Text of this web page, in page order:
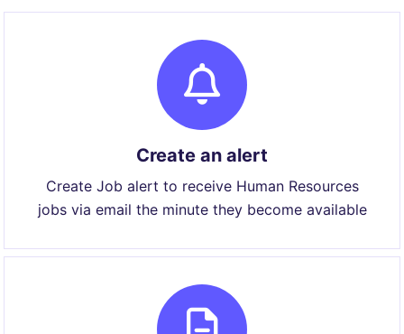
Create an alert
Create Job alert to receive Human Resources
jobs via email the minute they become available